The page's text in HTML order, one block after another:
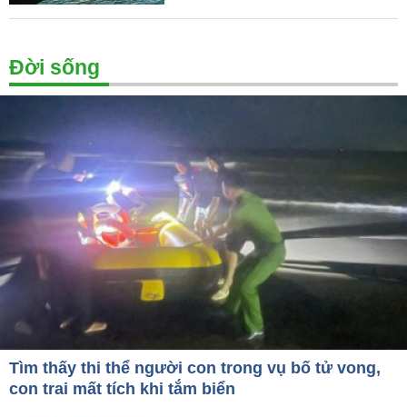
Đời sống
Tìm thấy thi thể người con trong vụ bố tử vong,
con trai mất tích khi tắm biển